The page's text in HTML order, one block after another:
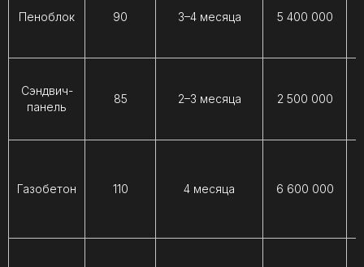
Пеноблок 90 3–4 месяца 5 400 000
Сэндвич-
панель
85 2–3 месяца 2 500 000
Газобетон 110 4 месяца 6 600 000
Соблюдение сроков